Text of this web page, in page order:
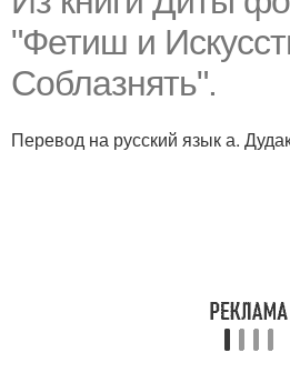
"Фетиш и
Соблазнять".
Перевод на русский язык а.